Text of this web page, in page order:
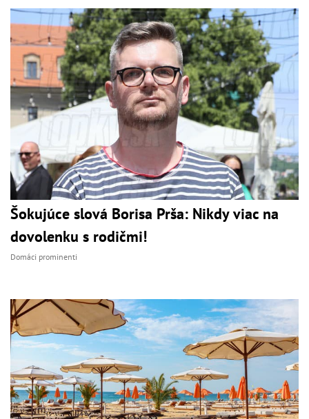
Šokujúce slová Borisa Prša: Nikdy viac na
dovolenku s rodičmi!
Domáci prominenti